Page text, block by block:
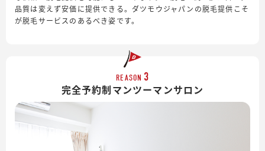
品質は変えず安価に提供できる。ダツモウジャパンの脱毛提供こそ
が脱毛サービスのあるべき姿です。
REASON 3
完全予約制マンツーマンサロン